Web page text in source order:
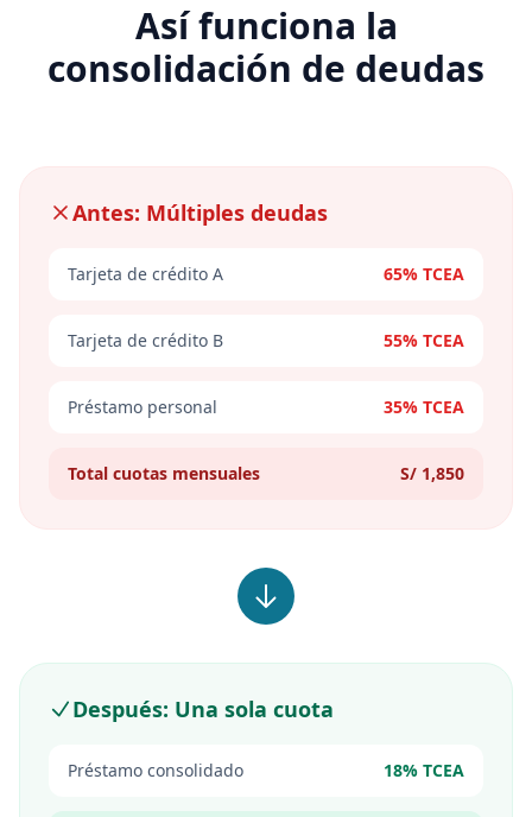
Así funciona la
consolidación de deudas
Antes: Múltiples deudas
Tarjeta de crédito A 65% TCEA
Tarjeta de crédito B 55% TCEA
Préstamo personal 35% TCEA
Total cuotas mensuales S/ 1,850
Después: Una sola cuota
Préstamo consolidado 18% TCEA